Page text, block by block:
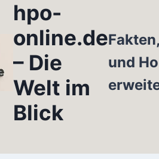
hpo-
online.de
– Die
Welt im
Blick
und